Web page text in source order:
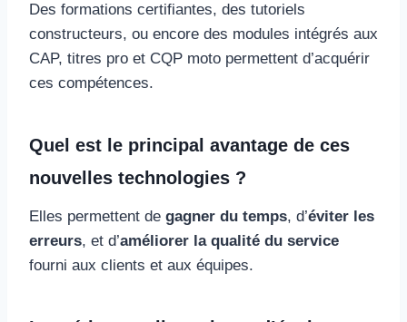
Des formations certifiantes, des tutoriels
constructeurs, ou encore des modules intégrés aux
CAP, titres pro et CQP moto permettent d’acquérir
ces compétences.
Quel est le principal avantage de ces
nouvelles technologies ?
Elles permettent de gagner du temps, d’éviter les
erreurs, et d’améliorer la qualité du service
fourni aux clients et aux équipes.